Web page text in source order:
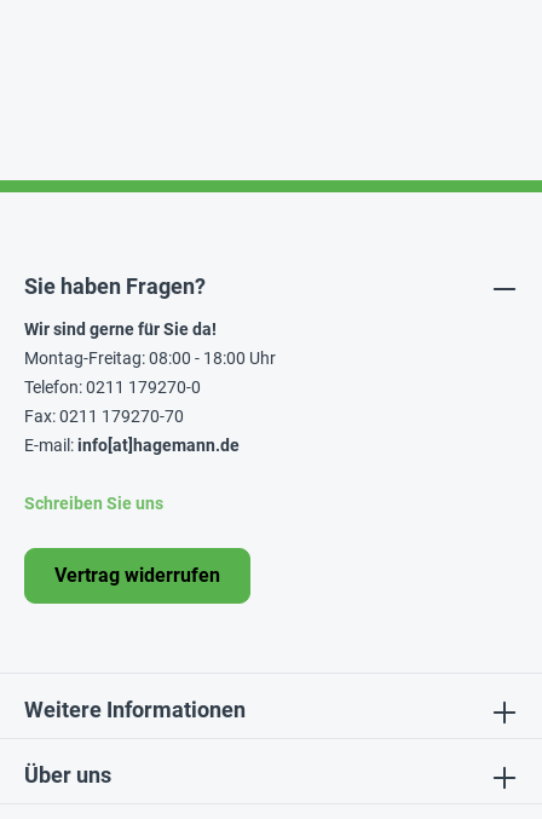
Über uns
Sie haben Fragen?
Wir sind gerne für Sie da!
Montag-Freitag: 08:00 - 18:00 Uhr
Telefon: 0211 179270-0
Fax: 0211 179270-70
E-mail:info[at]hagemann.de
Schreiben Sie uns
Vertrag widerrufen
Weitere Informationen